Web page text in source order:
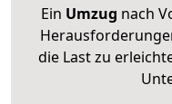
Ein Umzug nach
die Last zu